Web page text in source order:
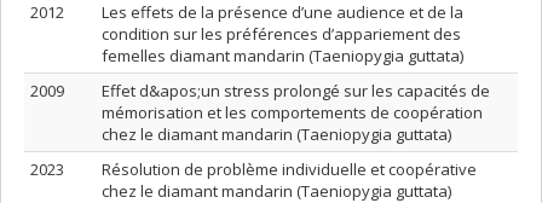
2012
Les effets de la présence d’une audience et de la
condition sur les préférences d’appariement des
femelles diamant mandarin (Taeniopygia guttata)
2009
Effet d&apos;un stress prolongé sur les capacités de
mémorisation et les comportements de coopération
chez le diamant mandarin (Taeniopygia guttata)
2023
Résolution de problème individuelle et coopérative
chez le diamant mandarin (Taeniopygia guttata)